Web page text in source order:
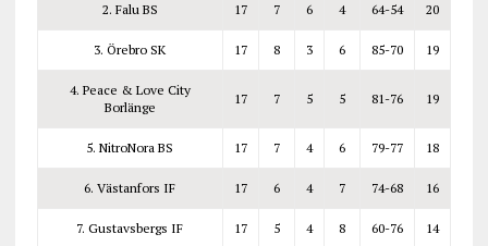
2. Falu BS 17 7 6 4 64-54 20
3. Örebro SK 17 8 3 6 85-70 19
4. Peace & Love City
Borlänge
17 7 5 5 81-76 19
5. NitroNora BS 17 7 4 6 79-77 18
6. Västanfors IF 17 6 4 7 74-68 16
7. Gustavsbergs IF 17 5 4 8 60-76 14